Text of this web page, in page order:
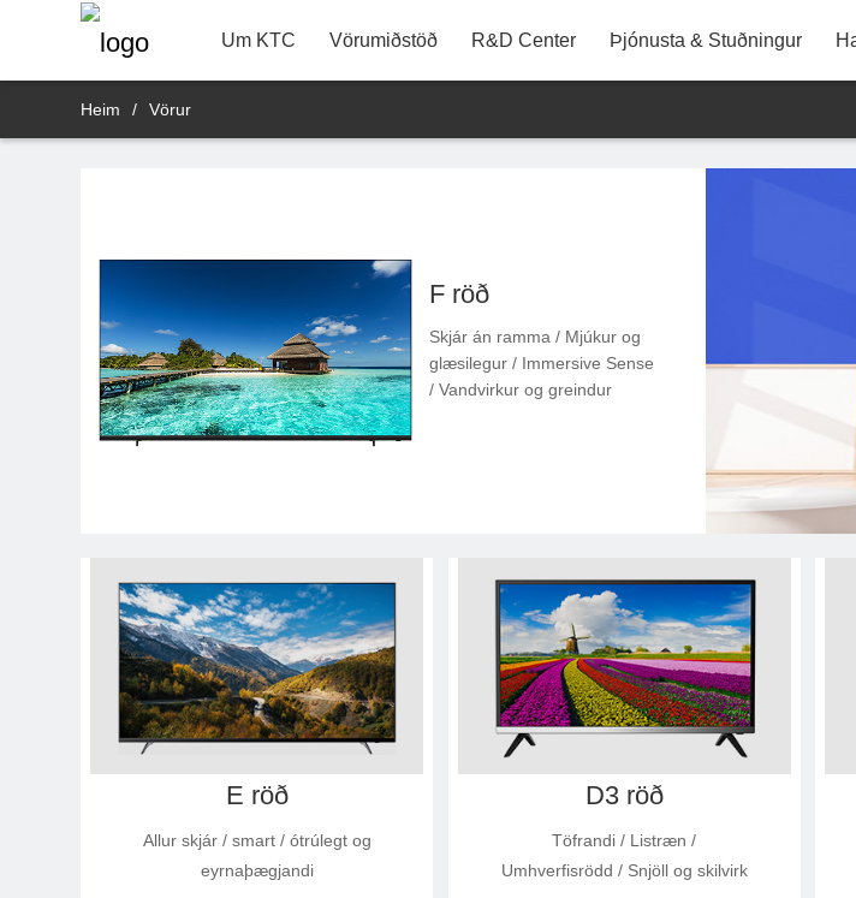
Um KTC Vörumiðstöð R&D Center Þjónusta & Stuðningur
R&D vörudeild
Heim / Vörur
F röð
Skjár án ramma / Mjúkur og
glæsilegur / Immersive Sense
/ Vandvirkur og greindur
E röð
Allur skjár / smart / ótrúlegt og
eyrnaþægjandi
D3 röð
Töfrandi / Listræn /
Umhverfisrödd / Snjöll og skilvirk